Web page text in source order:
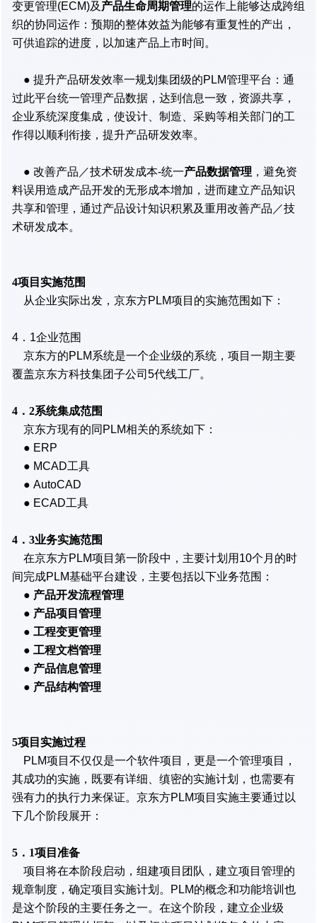
变更管理(ECM)及 产品生命周期管理的运作上能够达成跨组
织的协同运作：预期的整体效益为能够有重复性的产出，
可供追踪的进度，以加速产品上市时间。
● 提升产品研发效率一规划集团级的PLM管理平台：通
过此平台统一管理产品数据，达到信息一致，资源共享，
企业系统深度集成，使设计、制造、采购等相关部门的工
作得以顺利衔接，提升产品研发效率。
● 改善产品／技术研发成本-统一产品数据管理 ，避免资
料误用造成产品开发的无形成本增加，进而建立产品知识
共享和管理，通过产品设计知识积累及重用改善产品／技
术研发成本。
4项目实施范围
从企业实际出发，京东方PLM项目的实施范围如下：
4．1企业范围
京东方的PLM系统是一个企业级的系统，项目一期主要
覆盖京东方科技集团子公司5代线工厂。
4．2系统集成范围
京东方现有的同PLM相关的系统如下：
● ERP
● MCAD工具
● AutoCAD
● ECAD工具
4．3业务实施范围
在京东方PLM项目第一阶段中，主要计划用10个月的时
间完成PLM基础平台建设，主要包括以下业务范围：
● 产品开发流程管理
● 产品项目管理
● 工程变更管理
● 工程文档管理
● 产品信息管理
● 产品结构管理
5项目实施过程
PLM项目不仅仅是一个软件项目，更是一个管理项目，
其成功的实施，既要有详细、缜密的实施计划，也需要有
强有力的执行力来保证。京东方PLM项目实施主要通过以
下几个阶段展开：
5．1项目准备
项目将在本阶段启动，组建项目团队，建立项目管理的
规章制度，确定项目实施计划。PLM的概念和功能培训也
是这个阶段的主要任务之一。在这个阶段，建立企业级